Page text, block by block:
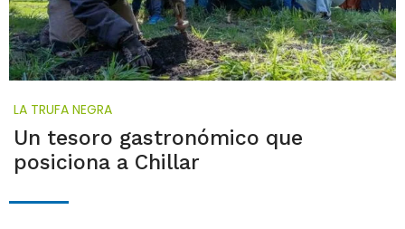
LA TRUFA NEGRA
Un tesoro gastronómico que
posiciona a Chillar